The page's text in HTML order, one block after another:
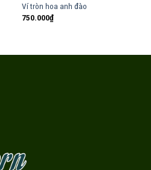
Ví tròn hoa anh đào
750.000₫